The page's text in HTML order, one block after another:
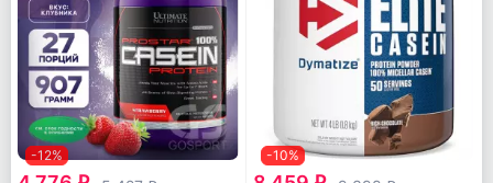
-12% -10%